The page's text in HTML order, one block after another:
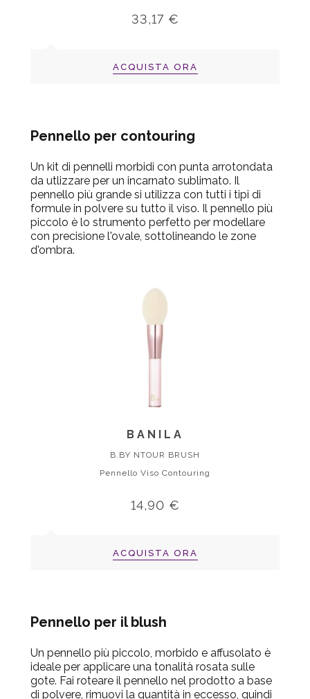
33,17 €
ACQUISTA ORA
Pennello per contouring
Un kit di pennelli morbidi con punta arrotondata
da utlizzare per un incarnato sublimato. Il
pennello più grande si utilizza con tutti i tipi di
formule in polvere su tutto il viso. Il pennello più
piccolo è lo strumento perfetto per modellare
con precisione l'ovale, sottolineando le zone
d'ombra.
BANILA
B.BY NTOUR BRUSH
Pennello Viso Contouring
14,90 €
ACQUISTA ORA
Pennello per il blush
Un pennello più piccolo, morbido e affusolato è
ideale per applicare una tonalità rosata sulle
gote. Fai roteare il pennello nel prodotto a base
di polvere, rimuovi la quantità in eccesso, quindi